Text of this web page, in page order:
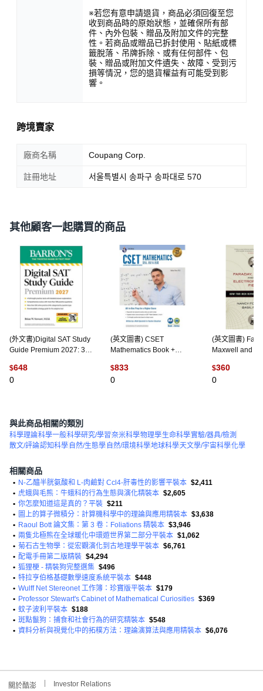
※若您有意申請退貨，商品必須回復至您
收到商品時的原始狀態，並確保所有部
件、內外包裝、贈品及附加文件的完整
性。若商品或贈品已拆封使用、貼紙或標
籤脫落、吊牌拆除、或有任何部件、包
裝、贈品或附加文件遺失、故障、受到污
損等情況，您的退貨權益有可能受到影
響。
跨境賣家
廠商名稱 Coupang Corp.
註冊地址 서울특별시 송파구 송파대로 570
其他顧客一起購買的商品
(外文書)Digital SAT Study
Guide Premium 2027: 3
Comprehensive Review
+... Paperback, Barrons
$648
0
(英文圖書) CSET
Mathematics Book +
& Education Associ..., 英
文
$833
0
(英文圖書)
Maxwell and
How Two Men
Revolutionized
$360
0
與此商品相關的類別
科學理論科學一般科學研究/學習奈米科學物理學生命科學實驗/器具/檢測
散文/評論認知科學 自然/生態學 自然/環境科學地球科學天文學/宇宙科學化學
相關商品
• N-乙醯半胱氨酸和 L-肉鹼對 Ccl4-肝毒性的影響平裝本 $2,411
• 虎蛾與毛熊：牛蛾科的行為生態與演化精裝本 $2,605
• 你怎麼知道這是真的？平裝 $211
• 圖上的算子微積分：計算機科學中的理論與應用精裝本 $3,638
• Raoul Bott 論文集：第 3 卷：Foliations 精裝本 $3,946
• 兩隻北極熊在全球暖化中環遊世界第二部分平裝本 $1,062
• 菊石古生物學：從宏觀演化到古地理學平裝本 $6,761
• 配電手冊第二版精裝 $4,294
• 狐狸梗 - 精裝狗完整選集 $496
• 特拉亨伯格基礎數學速度系統平裝本 $448
• Wulff Net Stereonet 工作簿：珍寶版平裝本 $179
• Professor Stewart's Cabinet of Mathematical Curiosities $369
• 蚊子波利平裝本 $188
• 斑點鬣狗：捕食和社會行為的研究精裝本 $548
• 資料分析與視覺化中的拓樸方法：理論演算法與應用精裝本 $6,076
關於酷澎 Investor Relations